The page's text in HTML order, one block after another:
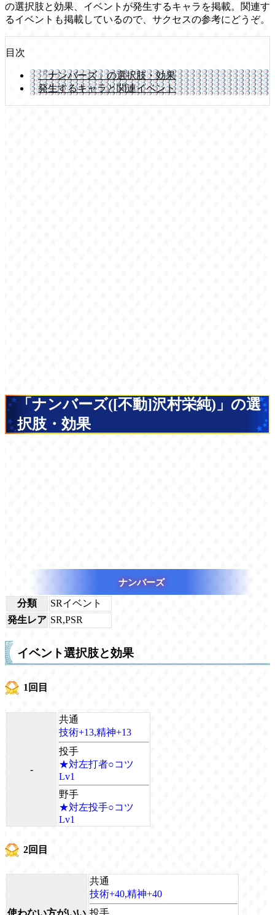
の選択肢と効果、イベントが発生するキャラを掲載。関連す
るイベントも掲載しているので、サクセスの参考にどうぞ。
目次
「ナンバーズ」の選択肢・効果
発生するキャラと関連イベント
「ナンバーズ([不動]沢村栄純)」の選
択肢・効果
ナンバーズ
分類
SRイベント
発生レア SR,PSR
イベント選択肢と効果
1回目
-
共通
技術+13,精神+13
投手
★対左打者○コツ
Lv1
野手
★対左投手○コツ
Lv1
2回目
使わない方がいい
共通
技術+40,精神+40
投手